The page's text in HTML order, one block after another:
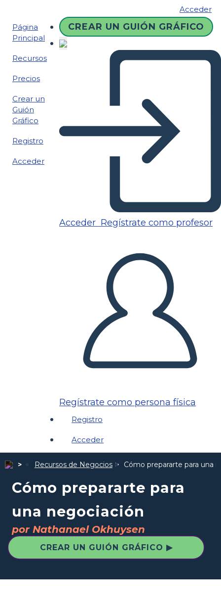
Acceder
Página
Principal
Recursos
Precios
Crear un
Guión
Gráfico
Registro
Acceder
CREAR UN GUIÓN GRÁFICO
Acceder Regístrate como profesor
Regístrate como persona física
Registro
Acceder
Recursos de Negocios Cómo prepararte para una
Cómo prepararte para
una negociación
por Nathanael Okhuysen
CREAR UN GUIÓN GRÁFICO ▶